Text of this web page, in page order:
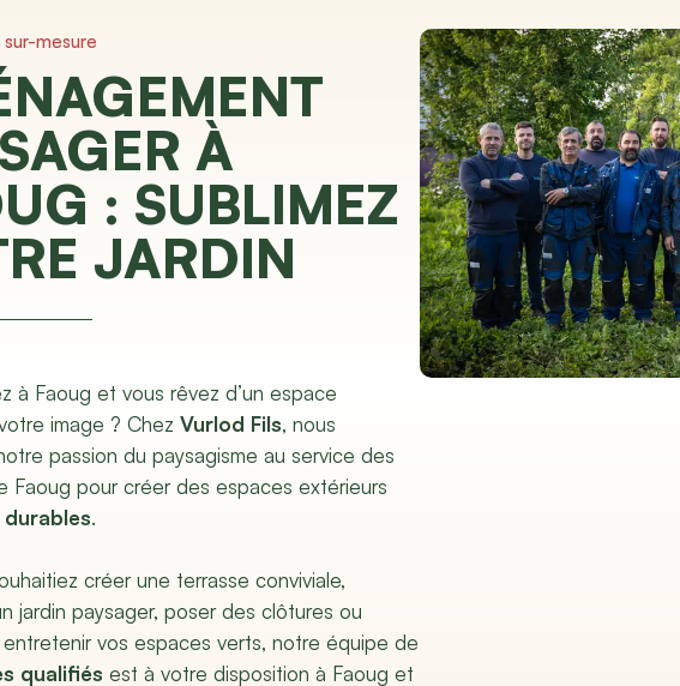
mesure
À
: SUBLIMEZ
JARDIN
à Faoug et vous rêvez d’un espace
image ? ChezVurlod Fils, nous
passion du paysagisme au service des
Faoug pour créer des espaces extérieurs
.
créer une terrasse conviviale,
jardin paysager, poser des clôtures ou
vos espaces verts, notre équipe de
qualifiés est à votre disposition à Faoug et